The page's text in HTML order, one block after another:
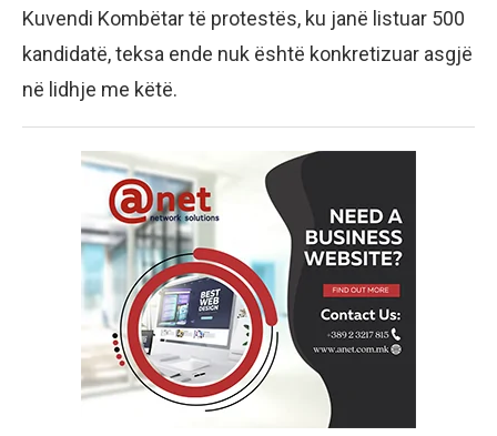
Kuvendi Kombëtar të protestës, ku janë listuar 500
kandidatë, teksa ende nuk është konkretizuar asgjë
në lidhje me këtë.